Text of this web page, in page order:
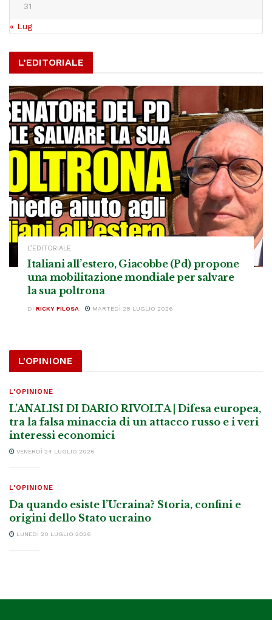
31
« Lug
L’EDITORIALE
L’EDITORIALE
Italiani all’estero, Giacobbe (Pd) propone
una mobilitazione mondiale per salvare
la sua poltrona
DI RICKY FILOSA MARTEDÌ 28 LUGLIO 2026
L'OPINIONE
L'OPINIONE
L’ANALISI DI DARIO RIVOLTA | Difesa europea,
tra la falsa minaccia di un attacco russo e i veri
interessi economici
VENERDÌ 24 LUGLIO 2026
L'OPINIONE
Da quando esiste l’Ucraina? Storia, confini e
origini dello Stato ucraino
LUNEDÌ 20 LUGLIO 2026